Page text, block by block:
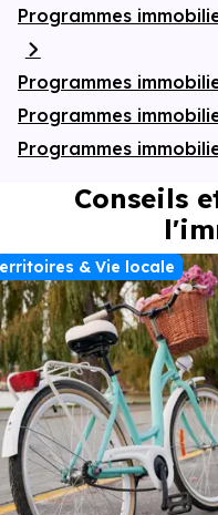
Programmes
Programmes
Programmes
Programmes
Conseils
& Vie locale